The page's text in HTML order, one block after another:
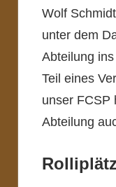
Wolf
unter dem
Abteilung
Teil eines
unser FCSP
Abteilung